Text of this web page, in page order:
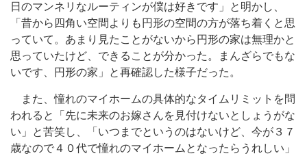
日のマンネリなルーティンが僕は好きです」と明かし、
「昔から四角い空間よりも円形の空間の方が落ち着くと思
っていて。あまり見たことがないから円形の家は無理かと
思っていたけど、できることが分かった。まんざらでもな
いです、円形の家」と再確認した様子だった。
また、憧れのマイホームの具体的なタイムリミットを問
われると「先に未来のお嫁さんを見付けないとしょうがな
い」と苦笑し、「いつまでというのはないけど、今が３７
歳なので４０代で憧れのマイホームとなったらうれしい」